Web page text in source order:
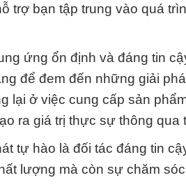
trợ bạn tập trung vào quá
ứng ổn định và đáng tin
để đem đến những giải
lại ở việc cung cấp sản
ra giá trị thực sự thông
tự hào là đối tác đáng tin
lượng mà còn sự chăm